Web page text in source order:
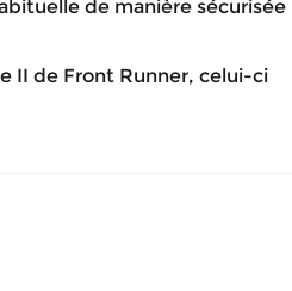
de manière sécurisée
II de Front Runner, celui-ci